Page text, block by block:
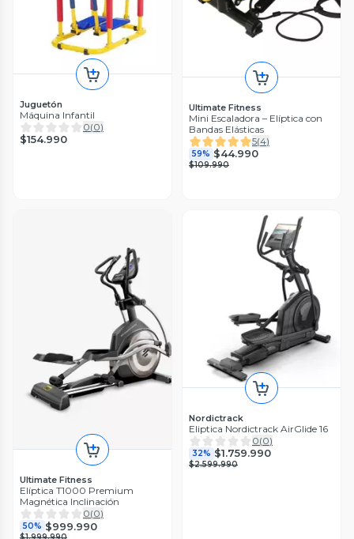
Juguetón
Máquina Infantil
0(0)
$154.990
Ultimate Fitness
Mini Escaladora – Elíptica con
Bandas Elásticas
5(4)
59% $44.990
$109.990
Ultimate Fitness
Elíptica T1000 Premium
Magnética Inclinación
0(0)
50% $999.990
Nordictrack
Eliptica Nordictrack AirGlide 16
0(0)
32% $1.759.990
$2.599.990